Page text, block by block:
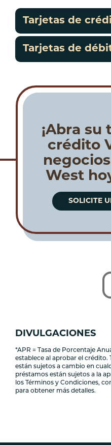
Tarjetas de
Tarjetas de
¡Abra su
crédito
West
SOLICITE
DIVULGACIONES
*APR = Tasa de Porcentaje
establece al aprobar el crédito.
están sujetos a cambio en
préstamos están sujetos a la
los Términos y Condiciones,
para obtener más detalles.